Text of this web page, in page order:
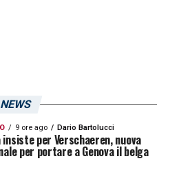
traccia di sé
i granata,
il suo esordio con la
Nelle
NEWS
9 ore ago Dario Bartolucci
insiste per Verschaeren, nuova
per portare a Genova il belga